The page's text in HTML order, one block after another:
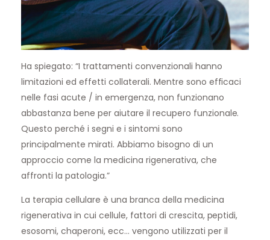
Ha spiegato: “I trattamenti convenzionali hanno
limitazioni ed effetti collaterali. Mentre sono efficaci
nelle fasi acute / in emergenza, non funzionano
abbastanza bene per aiutare il recupero funzionale.
Questo perché i segni e i sintomi sono
principalmente mirati. Abbiamo bisogno di un
approccio come la medicina rigenerativa, che
affronti la patologia.”
La terapia cellulare è una branca della medicina
rigenerativa in cui cellule, fattori di crescita, peptidi,
esosomi, chaperoni, ecc… vengono utilizzati per il